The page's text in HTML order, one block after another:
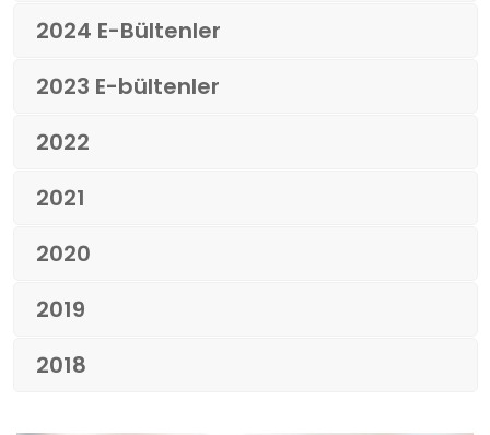
2024 E-Bültenler
2023 E-bültenler
2022
2021
2020
2019
2018